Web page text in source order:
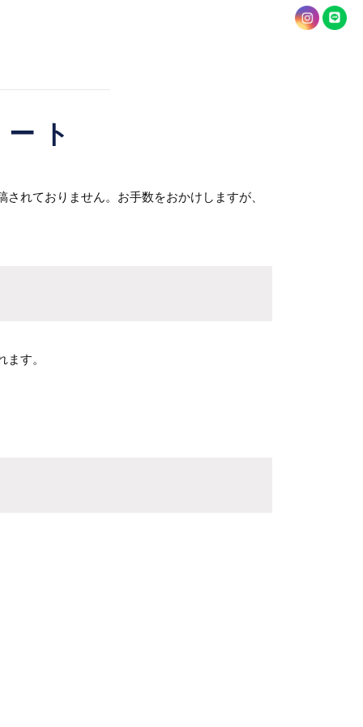
ト
れておりません。お手数をおかけしますが、
す。